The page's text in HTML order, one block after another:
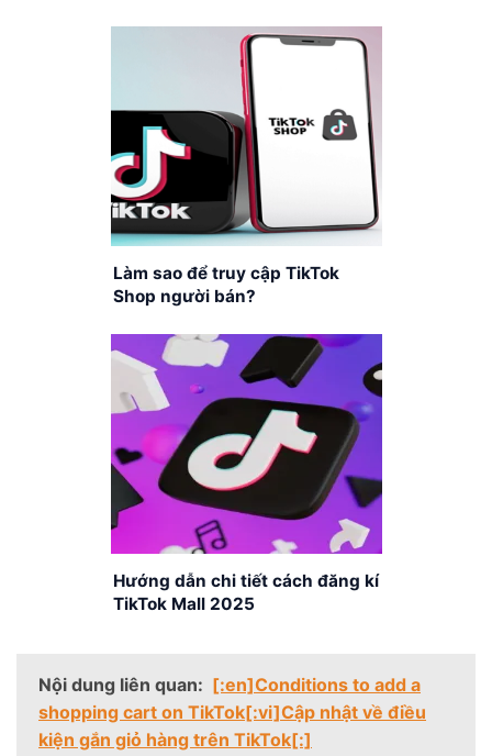
Làm sao để truy cập TikTok
Shop người bán?
Hướng dẫn chi tiết cách đăng kí
TikTok Mall 2025
Nội dung liên quan: [:en]Conditions to add a
shopping cart on TikTok[:vi]Cập nhật về điều
kiện gắn giỏ hàng trên TikTok[:]